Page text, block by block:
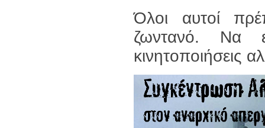
Όλοι αυτοί
ζωντανό. Να
κινητοποιήσεις